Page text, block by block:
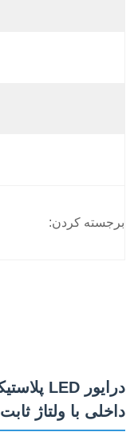
برجسته کردن:
داخلی با ولتاژ ثابت